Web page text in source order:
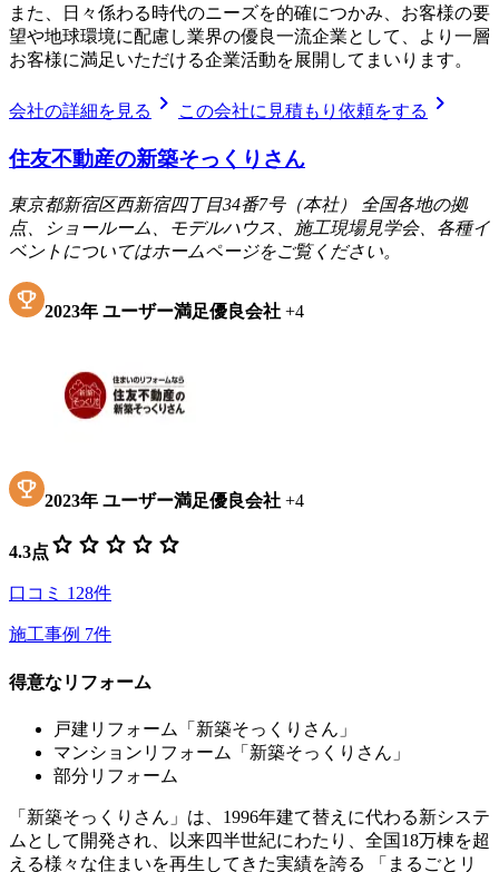
また、日々係わる時代のニーズを的確につかみ、お客様の要
望や地球環境に配慮し業界の優良一流企業として、より一層
お客様に満足いただける企業活動を展開してまいります。
会社の詳細を見る chevron_right この会社に見積もり依頼をする chevron_right
住友不動産の新築そっくりさん
東京都新宿区西新宿四丁目34番7号（本社） 全国各地の拠
点、ショールーム、モデルハウス、施工現場見学会、各種イ
ベントについてはホームページをご覧ください。
2023年 ユーザー満足優良会社 +4
2023年 ユーザー満足優良会社 +4
4.3点 star star star star star
口コミ 128件
施工事例 7件
得意なリフォーム
戸建リフォーム「新築そっくりさん」
マンションリフォーム「新築そっくりさん」
部分リフォーム
「新築そっくりさん」は、1996年建て替えに代わる新システ
ムとして開発され、以来四半世紀にわたり、全国18万棟を超
える様々な住まいを再生してきた実績を誇る 「まるごとリ